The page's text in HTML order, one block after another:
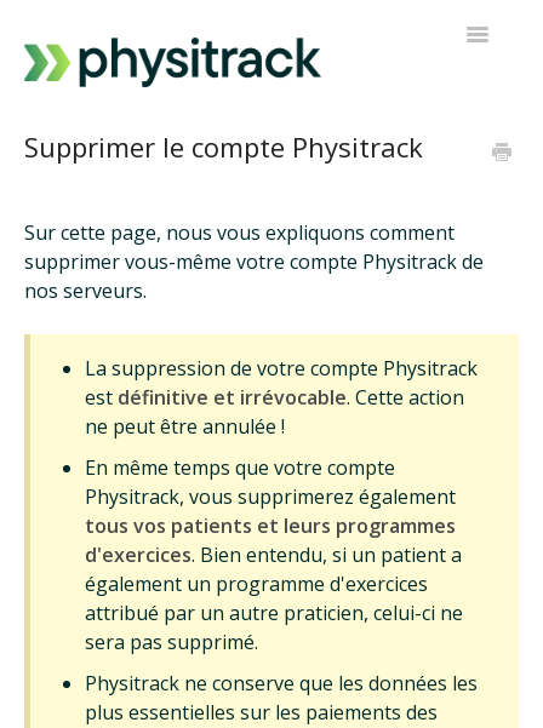
Toggle
Contacter le support
Supprimer le compte Physitrack
Sur cette page, nous vous expliquons comment
supprimer vous-même votre compte Physitrack de
nos serveurs.
La suppression de votre compte Physitrack
est définitive et irrévocable. Cette action
ne peut être annulée !
En même temps que votre compte
Physitrack, vous supprimerez également
tous vos patients et leurs programmes
d'exercices. Bien entendu, si un patient a
également un programme d'exercices
attribué par un autre praticien, celui-ci ne
sera pas supprimé.
Physitrack ne conserve que les données les
plus essentielles sur les paiements des